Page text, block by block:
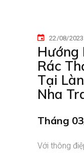
22/08/2023
Hướng
Rác
Tại
Nha
Tháng
Với thông